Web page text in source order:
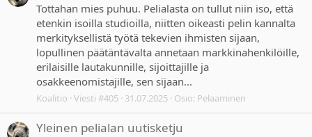
Tottahan mies puhuu. Pelialasta on tullut niin iso, että
etenkin isoilla studioilla, niitten oikeasti pelin kannalta
merkityksellistä työtä tekevien ihmisten sijaan,
lopullinen päätäntävalta annetaan markkinahenkilöille,
erilaisille lautakunnille, sijoittajille ja
osakkeenomistajille, sen sijaan...
Koalitio Viesti #405 31.07.2025 Osio: Pelaaminen
Yleinen pelialan uutisketju